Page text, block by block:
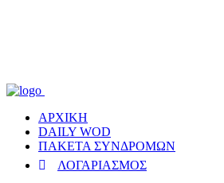
ΑΡΧΙΚΗ
DAILY WOD
ΠΑΚΕΤΑ ΣΥΝΔΡΟΜΩΝ
ΛΟΓΑΡΙΑΣΜΟΣ